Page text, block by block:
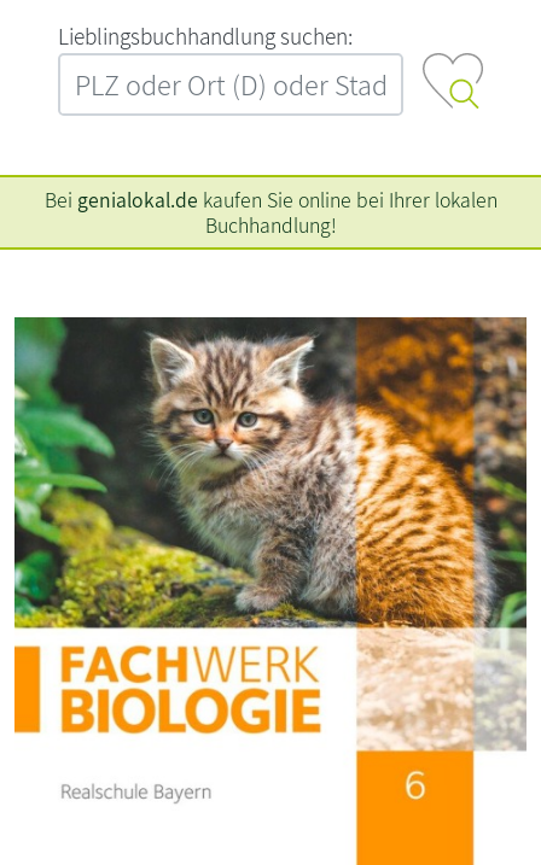
L‍i‍e‍b‍l‍i‍n‍g‍s‍b‍u‍c‍h‍h‍a‍n‍d‍l‍u‍n‍g‍ ‍s‍u‍c‍h‍e‍n‍:‍
Bei genialokal.de kaufen Sie online bei Ihrer lokalen
Buchhandlung!